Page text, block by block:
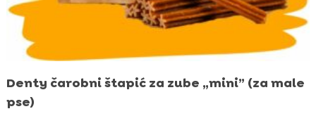
Denty čarobni štapić za zube „mini” (za male
pse)